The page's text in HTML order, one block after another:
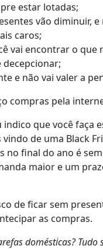
estar lotadas;
vão diminuir,
caros;
vai encontrar o que
decepcionar;
e não vai valer a
compras pela
indico que você faça
de uma Black
no final do ano é
maior e um
de ficar sem
as compras.
domésticas? Tudo